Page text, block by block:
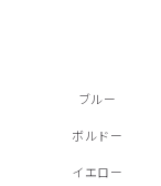
ブルー
ボルドー
イエロー